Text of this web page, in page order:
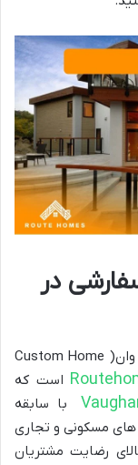
در
یکی از بهترین سازندگان خانه های سفارشی در وان( Custom Home
است که
با سابقه
مسکونی و تجاری
رضایت مشتریان